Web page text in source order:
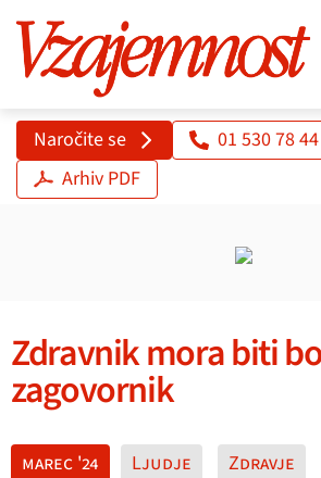
Naročite se
01 530 78 44
Arhiv PDF
Zdravnik mora biti
zagovornik
marec '24 Ljudje Zdravje